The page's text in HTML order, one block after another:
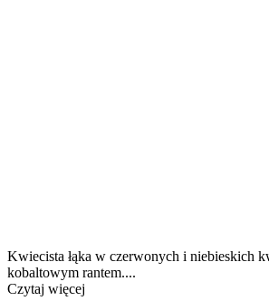
Kwiecista łąka w czerwonych i niebieskich
kobaltowym rantem....
Czytaj więcej